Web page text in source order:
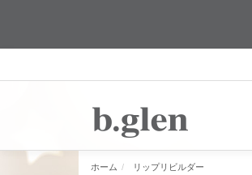
ホーム リップリビルダー